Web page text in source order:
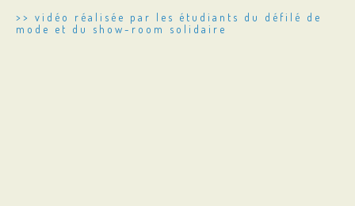
>> vidéo réalisée par les étudiants du défilé de
mode et du show-room solidaire